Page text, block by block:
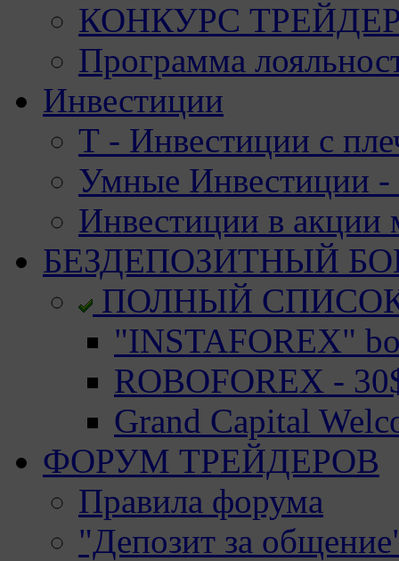
КОНКУРС
Программа
Инвестиции
Т - Инвестиции с
Умные Инвестиции -
Инвестиции в акции
БЕЗДЕПОЗИТНЫЙ
ПОЛНЫЙ
"INSTAFOREX"
ROBOFOREX -
Grand Capital
ФОРУМ ТРЕЙДЕРОВ
Правила форума
"Депозит за